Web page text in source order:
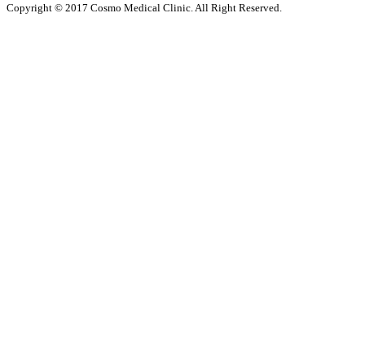
Copyright © 2017 Cosmo Medical Clinic. All Right Reserved.